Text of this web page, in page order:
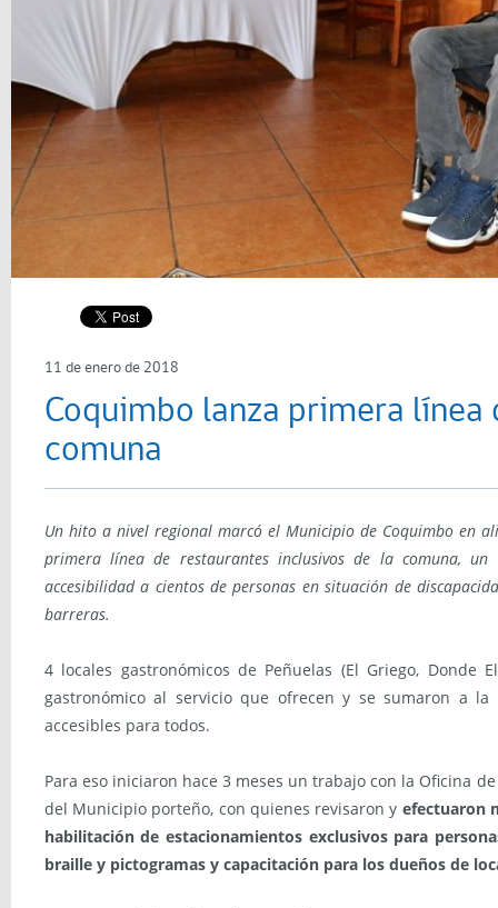
11 de enero de 2018
Coquimbo lanza primera línea
comuna
Un hito a nivel regional marcó el Municipio de Coquimbo en
primera línea de restaurantes inclusivos de la comuna,
accesibilidad a cientos de personas en situación de
barreras.
4 locales gastronómicos de Peñuelas (El Griego,
gastronómico al servicio que ofrecen y se sumaron a
accesibles para todos.
Para eso iniciaron hace 3 meses un trabajo con la Oficina
del Municipio porteño, con quienes revisaron y efectuaron
habilitación de estacionamientos exclusivos para
braille y pictogramas y capacitación para los dueños de